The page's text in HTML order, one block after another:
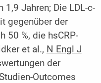
Jahren; Die LDL-c-
gegenüber der
50 %, die hsCRP-
et al., N Engl J
der
Outcomes